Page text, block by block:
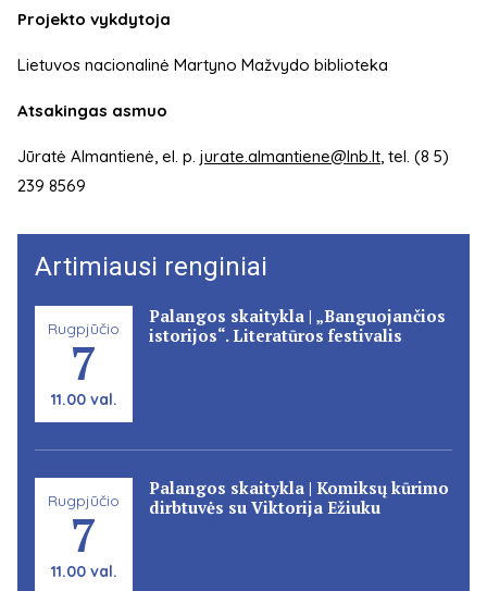
Projekto vykdytoja
Lietuvos nacionalinė Martyno Mažvydo biblioteka
Atsakingas asmuo
Jūratė Almantienė, el. p. jurate.almantiene@lnb.lt , tel. (8 5)
239 8569
Artimiausi renginiai
Rugpjūčio
7
11.00 val.
Palangos skaitykla | „Banguojančios
istorijos“. Literatūros festivalis
Rugpjūčio
7
11.00 val.
Palangos skaitykla | Komiksų kūrimo
dirbtuvės su Viktorija Ežiuku